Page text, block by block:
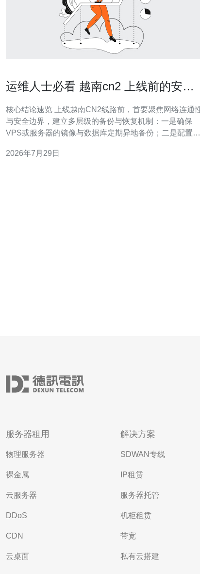
运维人士必看 越南cn2 上线前的安全
核心结论速览 上线越南CN2线路前，首要聚焦网络连通性
与安全边界，建立多层级的备份与恢复机制：一是确保
VPS或服务器的镜像与数据库定期异地备份；二是配置多
DDoS防御并做流量阈值与规则调优；四是完成上线前的
2026年7月29日
服务器租用
物理服务器
裸金属
云服务器
DDoS
CDN
云桌面
解决方案
SDWAN专线
IP租赁
服务器托管
机柜租赁
带宽
私有云搭建